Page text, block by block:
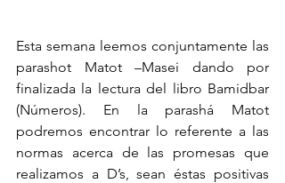
Esta semana leemos conjuntamente las
parashot Matot –Masei dando por
finalizada la lectura del libro Bamidbar
(Números). En la parashá Matot
podremos encontrar lo referente a las
normas acerca de las promesas que
realizamos a D’s, sean éstas positivas